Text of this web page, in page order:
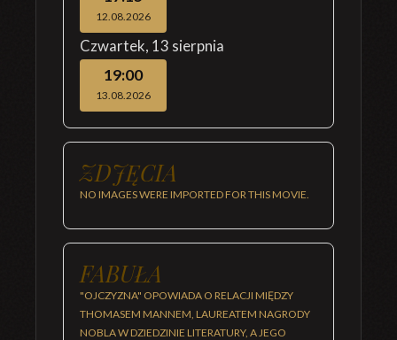
12.08.2026
Czwartek, 13 sierpnia
19:00
13.08.2026
ZDJĘCIA
NO IMAGES WERE IMPORTED FOR THIS MOVIE.
FABUŁA
"OJCZYZNA" OPOWIADA O RELACJI MIĘDZY
THOMASEM MANNEM, LAUREATEM NAGRODY
NOBLA W DZIEDZINIE LITERATURY, A JEGO